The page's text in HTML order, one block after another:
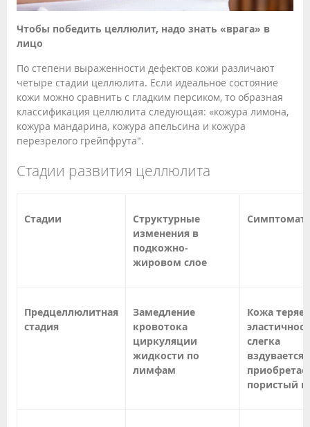
Чтобы победить целлюлит, надо знать «врага» в
лицо
По степени выраженности дефектов кожи различают
четыре стадии целлюлита. Если идеальное состояние
кожи можно сравнить с гладким персиком, то образная
классификация целлюлита следующая: «кожура лимона,
кожура мандарина, кожура апельсина и кожура
перезрелого грейпфрута".
Стадии развития целлюлита
Стадии
Структурные
изменения в
подкожно-
жировом слое
Предцеллюлитная
стадия
Замедление
кровотока
циркуляции
жидкости по
лимфам
Кожа теряет
слегка
вздувается
пористый